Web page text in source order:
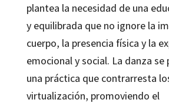
plantea la necesidad de una
y equilibrada que no ignore la
cuerpo, la presencia física y la
emocional y social. La danza se
una práctica que contrarresta
virtualización, promoviendo el